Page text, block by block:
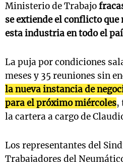
Ministerio de Trabajo
se extiende el conflicto
esta industria en todo el
La puja por condiciones
meses y 35 reuniones sin
la nueva instancia de
para el próximo miércoles,
la cartera a cargo de
Los representantes del
Trabajadores del